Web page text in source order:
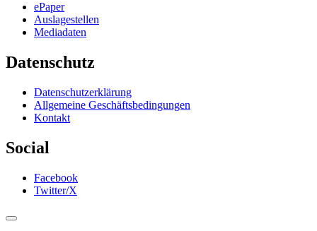
ePaper
Auslagestellen
Mediadaten
Datenschutz
Datenschutzerklärung
Allgemeine Geschäftsbedingungen
Kontakt
Social
Facebook
Twitter/X